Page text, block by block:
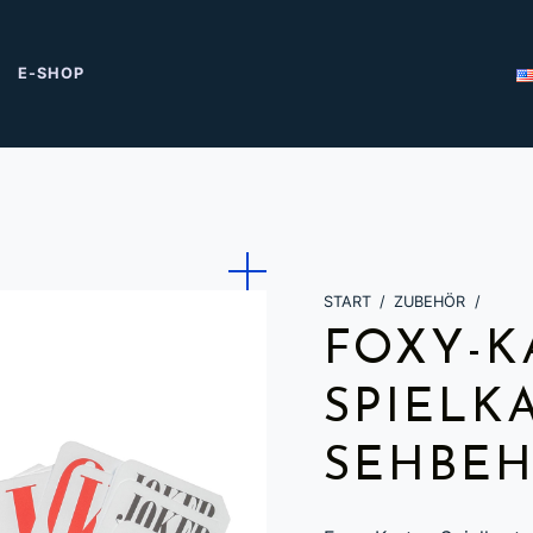
E-SHOP
START / ZUBEHÖR /
FOXY-